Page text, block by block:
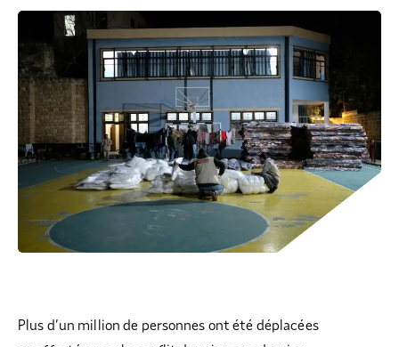
NOS FONDATIONS ABRITÉES
NOS ÉVÉNEMENTS
NOUS REJOINDRE
SOUTENIR L’ENGAGEMENT DES HABITANTS
DÉFENDRE L’ACCÈS AUX DROITS
DONNER LES MOYENS D’AGIR
RAPPORTS SUR L’ÉTAT DU MAL-LOGEMENT
S’ENGAGER AUTREMENT
FAIRE UN DON IFI
PARTENARIATS ENTREPRISES
RÉDUCTIONS FISCALES
Plus d’un million de personnes ont été déplacées